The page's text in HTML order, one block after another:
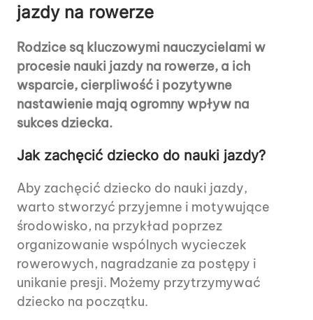
jazdy na rowerze
Rodzice są kluczowymi nauczycielami w
procesie nauki jazdy na rowerze, a ich
wsparcie, cierpliwość i pozytywne
nastawienie mają ogromny wpływ na
sukces dziecka.
Jak zachęcić dziecko do nauki jazdy?
Aby zachęcić dziecko do nauki jazdy,
warto stworzyć przyjemne i motywujące
środowisko, na przykład poprzez
organizowanie wspólnych wycieczek
rowerowych, nagradzanie za postępy i
unikanie presji. Możemy przytrzymywać
dziecko na początku.